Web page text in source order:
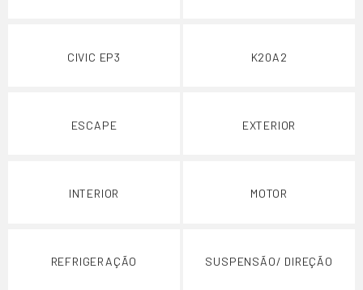
CIVIC EP3 K20A2
ESCAPE EXTERIOR
INTERIOR MOTOR
REFRIGERAÇÃO SUSPENSÃO/ DIREÇÃO